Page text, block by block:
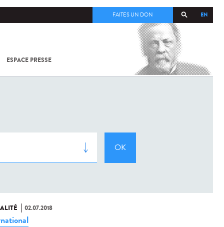
EN
FAITES UN DON
ESPACE PRESSE
COV-2 /
02.07.2018